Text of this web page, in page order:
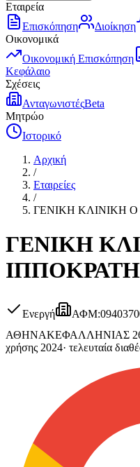
Εταιρεία
Επισκόπηση
Διοίκηση
Οικονομικά
Οικονομική Επισκόπηση
Κεφάλαιο
Σχέσεις
ΑνταγωνιστέςBeta
Μητρώο
Ιστορικό
Αρχική
/
Εταιρείες
/
ΓΕΝΙΚΗ ΚΛΙΝΙΚΗ
ΓΕΝΙΚΗ
Ενεργή ΑΦΜ:
ΑΘΗΝΑΚΕΦΑΛΛΗΝΙΑΣ
χρήσης 2024· τελευταία